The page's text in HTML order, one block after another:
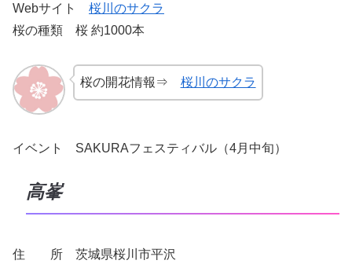
Webサイト 桜川のサクラ
桜の種類 桜 約1000本
桜の開花情報⇒ 桜川のサクラ
イベント SAKURAフェスティバル（4月中旬）
高峯
住 所 茨城県桜川市平沢